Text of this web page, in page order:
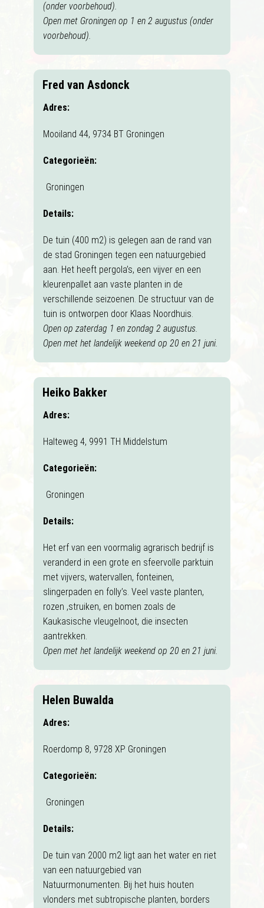
(onder voorbehoud).
Open met Groningen op 1 en 2 augustus (onder
voorbehoud).
Fred van Asdonck
Adres:
Mooiland 44, 9734 BT Groningen
Categorieën:
Groningen
Details:
De tuin (400 m2) is gelegen aan de rand van
de stad Groningen tegen een natuurgebied
aan. Het heeft pergola’s, een vijver en een
kleurenpallet aan vaste planten in de
verschillende seizoenen. De structuur van de
tuin is ontworpen door Klaas Noordhuis.
Open op zaterdag 1 en zondag 2 augustus.
Open met het landelijk weekend op 20 en 21 juni.
Heiko Bakker
Adres:
Halteweg 4, 9991 TH Middelstum
Categorieën:
Groningen
Details:
Het erf van een voormalig agrarisch bedrijf is
veranderd in een grote en sfeervolle parktuin
met vijvers, watervallen, fonteinen,
slingerpaden en folly’s. Veel vaste planten,
rozen ,struiken, en bomen zoals de
Kaukasische vleugelnoot, die insecten
aantrekken.
Open met het landelijk weekend op 20 en 21 juni.
Helen Buwalda
Adres:
Roerdomp 8, 9728 XP Groningen
Categorieën:
Groningen
Details:
De tuin van 2000 m2 ligt aan het water en riet
van een natuurgebied van
Natuurmonumenten. Bij het huis houten
vlonders met subtropische planten, borders